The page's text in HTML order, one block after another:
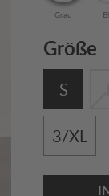
Grau
Größe
S
3/XL